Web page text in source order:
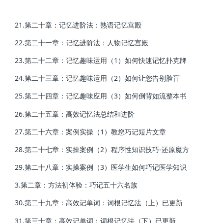
21.第二十章：记忆进阶法：熟语记忆宫殿
22.第二十一章：记忆进阶法：人物记忆宫殿
23.第二十二章：记忆趣味运用（1）如何快速记忆扑克牌
24.第二十三章：记忆趣味运用（2）如何让您告别脸盲
25.第二十四章：记忆趣味应用（3）如何倒背如流整本书
26.第二十五章：高效记忆法总结和进阶
27.第二十六章：案例实操（1）教您巧记短片文章
28.第二十七章：实操案例（2）程序性知识技巧-还原魔方
29.第二十八章：实操案例（3）医学生如何巧记医学知识
3.第二章：方法初体验：巧记五十六名族
30.第二十九章：高效记单词：词根记忆法（上）已更新
31.第三十章：高效记单词：词根记忆法（下）已更新